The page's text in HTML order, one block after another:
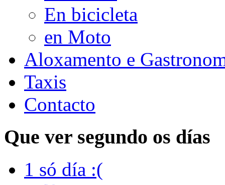
En bicicleta
en Moto
Aloxamento e
Taxis
Contacto
Que ver segundo os días
1 só día :(